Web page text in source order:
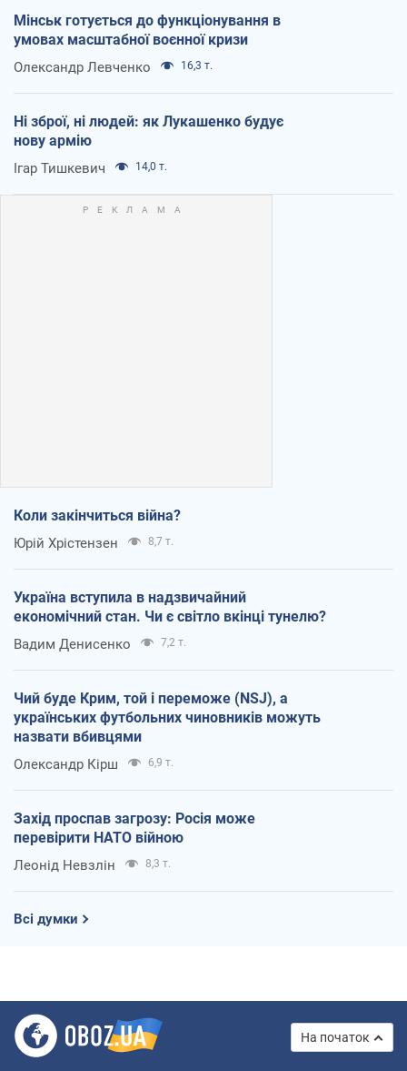
Мінськ готується до функціонування в
умовах масштабної воєнної кризи
Олександр Левченко 16,3 т.
Ні зброї, ні людей: як Лукашенко будує
нову армію
Ігар Тишкевич 14,0 т.
Коли закінчиться війна?
Юрій Хрістензен 8,7 т.
Україна вступила в надзвичайний
економічний стан. Чи є світло вкінці тунелю?
Вадим Денисенко 7,2 т.
Чий буде Крим, той і переможе (NSJ), а
українських футбольних чиновників можуть
назвати вбивцями
Олександр Кірш 6,9 т.
Захід проспав загрозу: Росія може
перевірити НАТО війною
Леонід Невзлін 8,3 т.
Всі думки
На початок